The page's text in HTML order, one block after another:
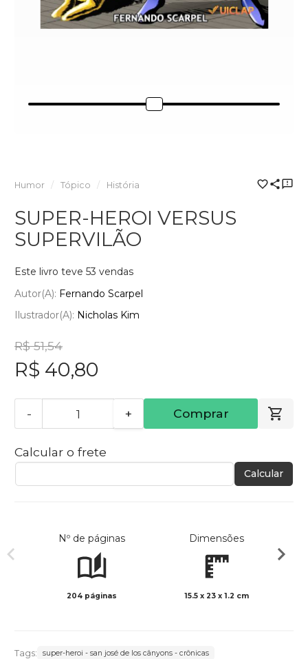
Humor Tópico História
SUPER-HEROI VERSUS
SUPERVILÃO
Este livro teve 53 vendas
Autor(a): Fernando Scarpel
Ilustrador(a): Nicholas Kim
R$ 51,54
R$ 40,80
- + Comprar
Calcular o frete
Calcular
Nº de páginas
204 páginas
Dimensões
15.5 x 23 x 1.2 cm
Tags: super-heroi - san josé de los cânyons - crônicas